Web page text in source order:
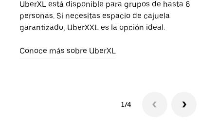
UberXL está disponible para grupos de hasta 6
personas. Si necesitas espacio de cajuela
garantizado, UberXXL es la opción ideal.
Conoce más sobre UberXL
1/4